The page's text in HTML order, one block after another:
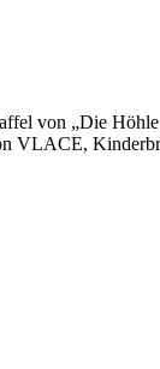
von „Die
VLACE,